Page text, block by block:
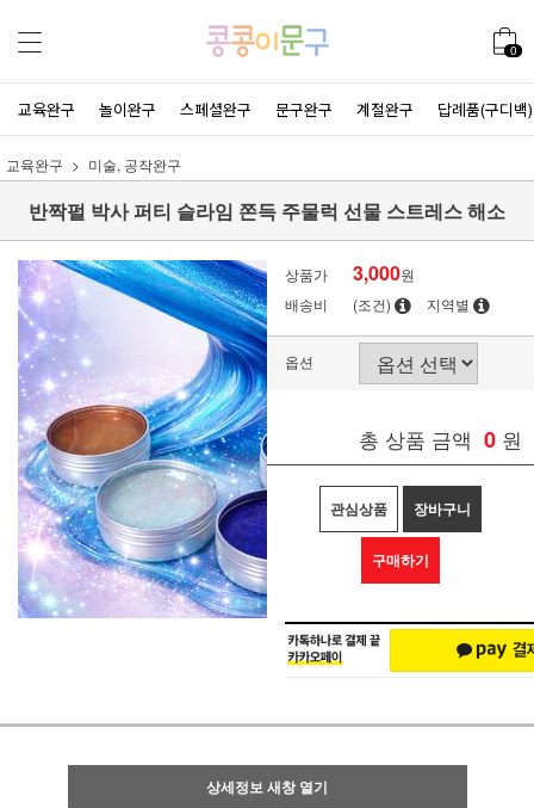
0
교육완구 놀이완구 스페셜완구 문구완구 계절완구 답례품(구디백)
교육완구 미술, 공작완구
반짝펄 박사 퍼티 슬라임 쫀득 주물럭 선물 스트레스 해소
상품가 3,000원
배송비
(조건) 지역별
옵션
총 상품 금액 0 원
관심상품 장바구니
구매하기
상세정보 새창 열기